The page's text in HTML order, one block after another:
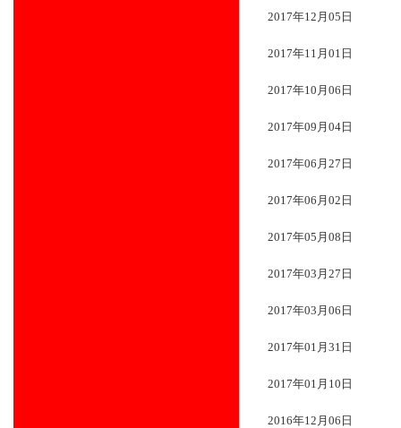
2017年12月05日
2017年11月01日
2017年10月06日
2017年09月04日
2017年06月27日
2017年06月02日
2017年05月08日
2017年03月27日
2017年03月06日
2017年01月31日
2017年01月10日
2016年12月06日